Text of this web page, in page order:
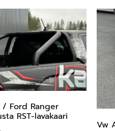
Ford Ranger
RST-lavakaari
Vw